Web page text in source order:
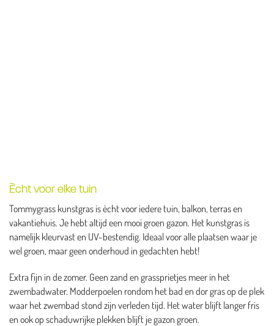
Ècht voor elke tuin
Tommygrass kunstgras is ècht voor iedere tuin, balkon, terras en
vakantiehuis. Je hebt altijd een mooi groen gazon. Het kunstgras is
namelijk kleurvast en UV-bestendig. Ideaal voor alle plaatsen waar je
wel groen, maar geen onderhoud in gedachten hebt!
Extra fijn in de zomer. Geen zand en grassprietjes meer in het
zwembadwater. Modderpoelen rondom het bad en dor gras op de plek
waar het zwembad stond zijn verleden tijd. Het water blijft langer fris
en ook op schaduwrijke plekken blijft je gazon groen.